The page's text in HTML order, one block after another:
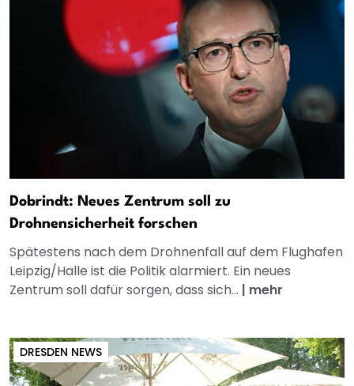
Dobrindt: Neues Zentrum soll zu
Drohnensicherheit forschen
Spätestens nach dem Drohnenfall auf dem Flughafen
Leipzig/Halle ist die Politik alarmiert. Ein neues
Zentrum soll dafür sorgen, dass sich... | mehr
DRESDEN NEWS